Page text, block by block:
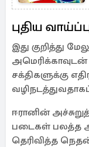
புதிய
இது குறித்து
சக்திகளுக்கு
ஈரானின்
படைகள் பலத்த
தெரிவித்த